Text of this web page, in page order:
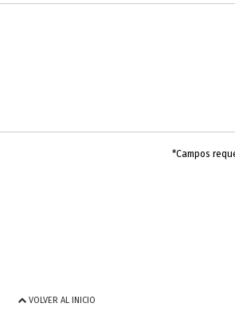
*Campos
VOLVER AL INICIO